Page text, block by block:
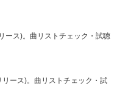
ース)。曲リストチェック・試聴
ース)。曲リストチェック・試